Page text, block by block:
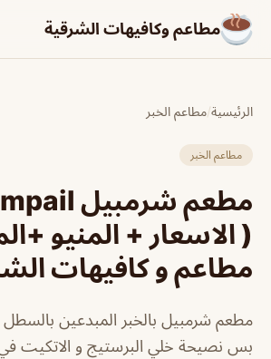
مطاعم وكافيهات الشرقية
الرئيسية/مطاعم الخبر
مطاعم الخبر
( الاسعار + المنيو
مطاعم و كافيهات
مطعم شرمبيل بالخبر المبدعين
بس نصيحة خلي البرستيج و الاتكيت